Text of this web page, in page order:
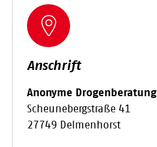
Anschrift
Anonyme Drogenberatung
Scheunebergstraße 41
27749 Delmenhorst